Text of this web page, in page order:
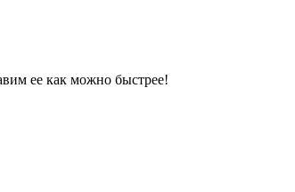
ее как можно быстрее!